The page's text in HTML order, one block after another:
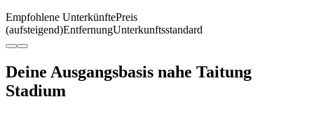
Empfohlene UnterkünftePreis
(aufsteigend)EntfernungUnterkunftsstandard
Deine Ausgangsbasis nahe Taitung
Stadium